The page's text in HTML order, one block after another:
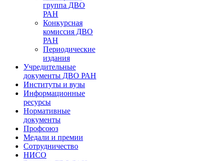
группа ДВО
РАН
Конкурсная
комиссия ДВО
РАН
Периодические
издания
Учредительные
документы ДВО РАН
Институты и вузы
Информационные
ресурсы
Нормативные
документы
Профсоюз
Медали и премии
Сотрудничество
НИСО